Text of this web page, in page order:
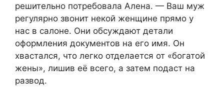
решительно потребовала Алена. — Ваш муж
регулярно звонит некой женщине прямо у
нас в салоне. Они обсуждают детали
оформления документов на его имя. Он
хвастался, что легко отделается от «богатой
жены», лишив её всего, а затем подаст на
развод.